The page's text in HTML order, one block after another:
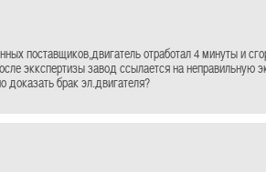
поставщиков,двигатель отработал 4 минуты и
эккспертизы завод ссылается на неправильную
доказать брак эл.двигателя?